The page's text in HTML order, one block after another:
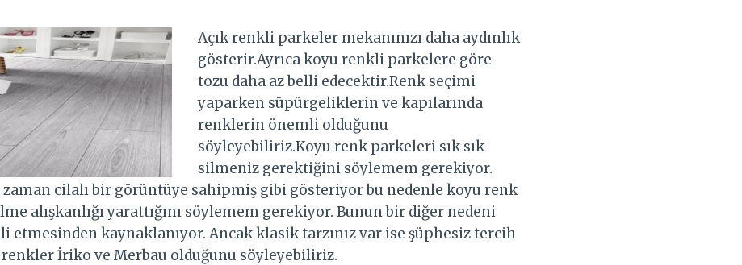
Açık renkli parkeler mekanınızı daha aydınlık
gösterir.Ayrıca koyu renkli parkelere göre
tozu daha az belli edecektir.Renk seçimi
yaparken süpürgeliklerin ve kapılarında
renklerin önemli olduğunu
söyleyebiliriz.Koyu renk parkeleri sık sık
silmeniz gerektiğini söylemem gerekiyor.
cilalı bir görüntüye sahipmiş gibi gösteriyor bu nedenle koyu renk
alışkanlığı yarattığını söylemem gerekiyor. Bunun bir diğer nedeni
etmesinden kaynaklanıyor. Ancak klasik tarzınız var ise şüphesiz tercih
İriko ve Merbau olduğunu söyleyebiliriz.